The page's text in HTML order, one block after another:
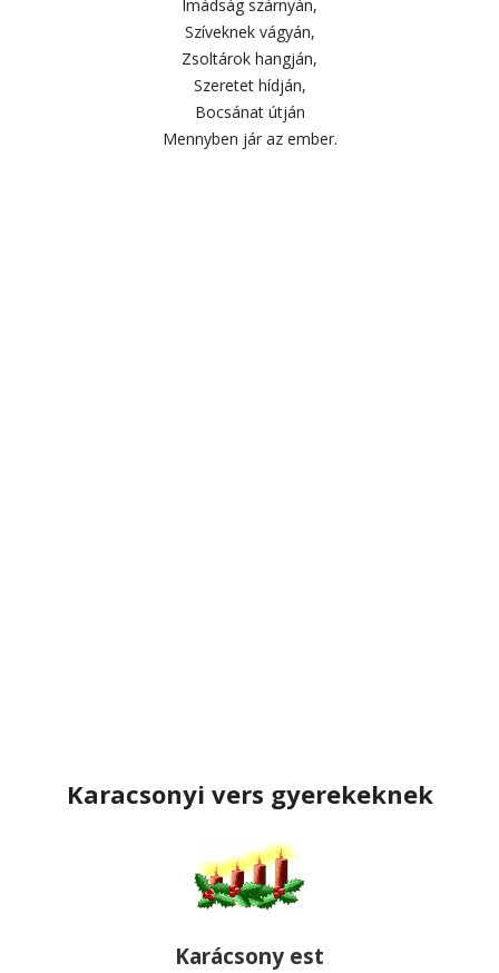
Imádság szárnyán,
Szíveknek vágyán,
Zsoltárok hangján,
Szeretet hídján,
Bocsánat útján
Mennyben jár az ember.
Karacsonyi vers gyerekeknek
Karácsony est